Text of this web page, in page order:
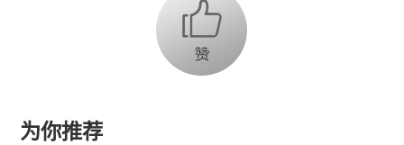
为你推荐